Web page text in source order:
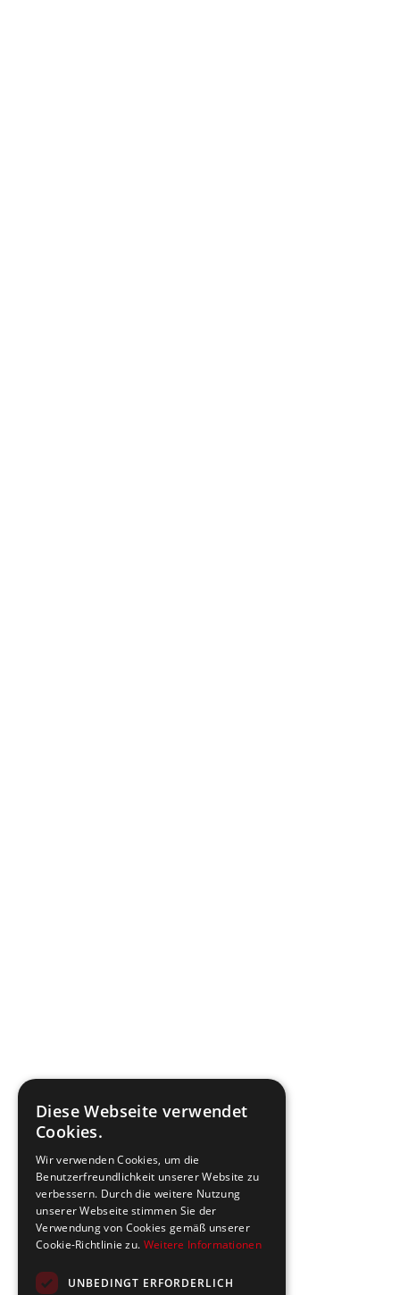
Diese Webseite verwendet
Cookies.
Wir verwenden Cookies, um die
Benutzerfreundlichkeit unserer Website zu
verbessern. Durch die weitere Nutzung
unserer Webseite stimmen Sie der
Verwendung von Cookies gemäß unserer
Cookie-Richtlinie zu. Weitere Informationen
UNBEDINGT ERFORDERLICH